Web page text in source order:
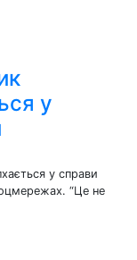
у
у справи
“Це не